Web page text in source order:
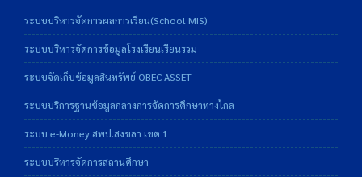
ระบบบริหารจัดการผลการเรียน(School MIS)
ระบบบริหารจัดการข้อมูลโรงเรียนเรียนรวม
ระบบจัดเก็บข้อมูลสินทรัพย์ OBEC ASSET
ระบบบริการฐานข้อมูลกลางการจัดการศึกษาทางไกล
ระบบ e-Money สพป.สงขลา เขต 1
ระบบบริหารจัดการสถานศึกษา